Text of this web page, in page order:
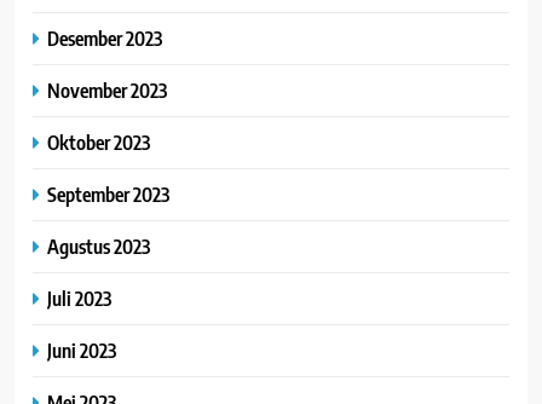
Desember 2023
November 2023
Oktober 2023
September 2023
Agustus 2023
Juli 2023
Juni 2023